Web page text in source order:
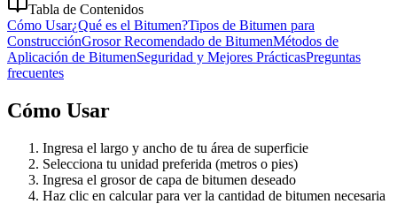
Tabla de Contenidos
Cómo Usar¿Qué es el Bitumen?Tipos de Bitumen para
ConstrucciónGrosor Recomendado de BitumenMétodos de
Aplicación de BitumenSeguridad y Mejores PrácticasPreguntas
frecuentes
Cómo Usar
Ingresa el largo y ancho de tu área de superficie
Selecciona tu unidad preferida (metros o pies)
Ingresa el grosor de capa de bitumen deseado
Haz clic en calcular para ver la cantidad de bitumen necesaria